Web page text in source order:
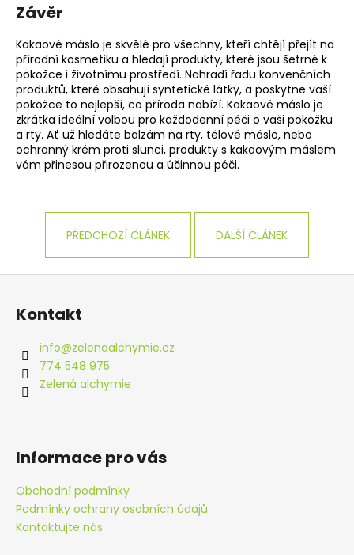
Závěr
Kakaové máslo je skvělé pro všechny, kteří chtějí přejít na
přírodní kosmetiku a hledají produkty, které jsou šetrné k
pokožce i životnímu prostředí. Nahradí řadu konvenčních
produktů, které obsahují syntetické látky, a poskytne vaší
pokožce to nejlepší, co příroda nabízí. Kakaové máslo je
zkrátka ideální volbou pro každodenní péči o vaši pokožku
a rty. Ať už hledáte balzám na rty, tělové máslo, nebo
ochranný krém proti slunci, produkty s kakaovým máslem
vám přinesou přirozenou a účinnou péči.
PŘEDCHOZÍ ČLÁNEK DALŠÍ ČLÁNEK
Z
Kontakt
info@zelenaalchymie.cz
774 548 975
Zelená alchymie
Informace pro vás
Obchodní podmínky
Podmínky ochrany osobních údajů
Kontaktujte nás